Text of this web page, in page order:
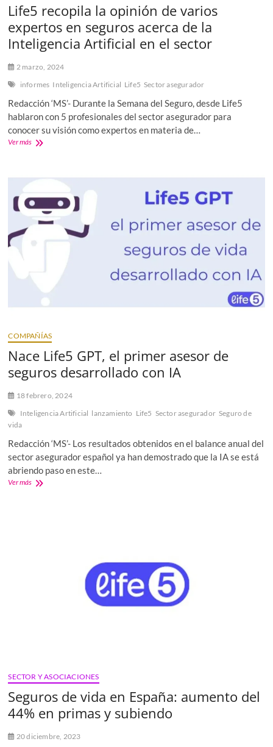
Life5 recopila la opinión de varios
expertos en seguros acerca de la
Inteligencia Artificial en el sector
2 marzo, 2024
informes Inteligencia Artificial Life5 Sector asegurador
Redacción ‘MS’- Durante la Semana del Seguro, desde Life5
hablaron con 5 profesionales del sector asegurador para
conocer su visión como expertos en materia de…
Ver másLife5
de
varios
expertos
en
acerca
Inteligencia
Artificial
el
COMPAÑÍAS
Nace Life5 GPT, el primer asesor de
seguros desarrollado con IA
18 febrero, 2024
Inteligencia Artificial lanzamiento Life5 Sector asegurador Seguro de
vida
Redacción ‘MS’- Los resultados obtenidos en el balance anual del
sector asegurador español ya han demostrado que la IA se está
abriendo paso en este…
Ver másNace
SECTOR Y ASOCIACIONES
Seguros de vida en España: aumento del
44% en primas y subiendo
20 diciembre, 2023